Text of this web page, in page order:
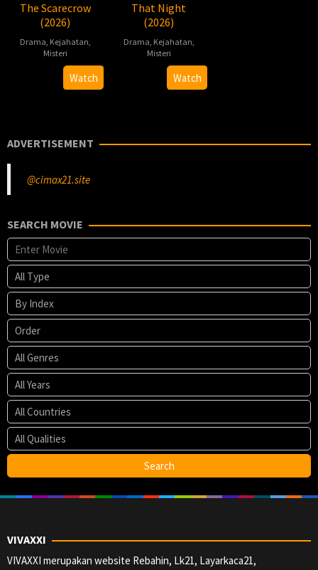
The Scarecrow
(2026)
Drama, Kejahatan,
Misteri
2026-
04-
준
Watch
That Night
(2026)
Drama, Kejahatan,
Misteri
2026-
03-
Watch
ADVERTISEMENT
@cimax21.site
SEARCH MOVIE
VIVAXXI
VIVAXXI merupakan website Rebahin, Lk21, Layarkaca21,